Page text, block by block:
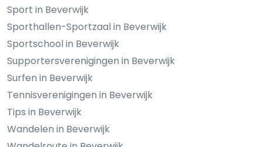
Sport in Beverwijk
Sporthallen-Sportzaal in Beverwijk
Sportschool in Beverwijk
Supportersverenigingen in Beverwijk
Surfen in Beverwijk
Tennisverenigingen in Beverwijk
Tips in Beverwijk
Wandelen in Beverwijk